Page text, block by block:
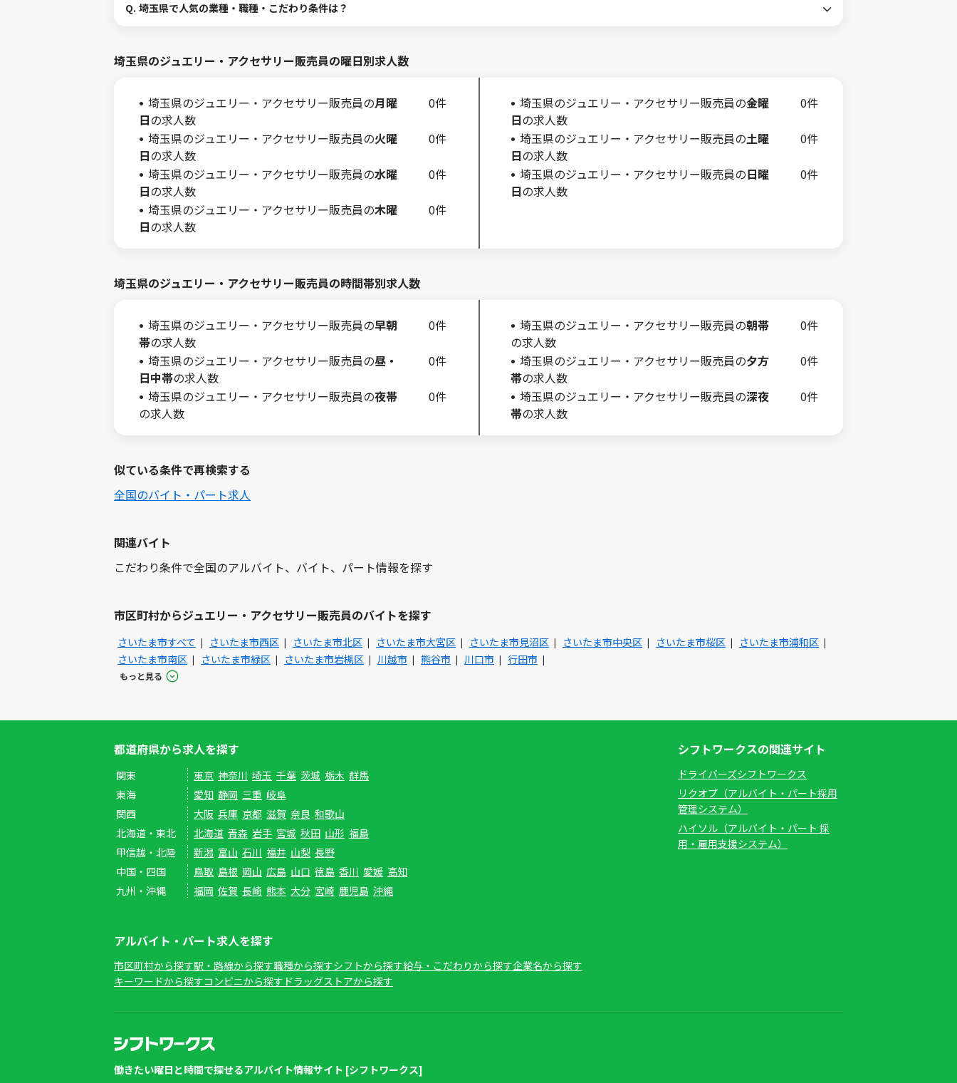
Q. 埼玉県で人気の業種・職種・こだわり条件は？
埼玉県のジュエリー・アクセサリー販売員の曜日別求人数
埼玉県のジュエリー・アクセサリー販売員の月曜
日の求人数
0件 埼玉県のジュエリー・アクセサリー販売員の金曜
日の求人数
0件
埼玉県のジュエリー・アクセサリー販売員の火曜
日の求人数
0件 埼玉県のジュエリー・アクセサリー販売員の土曜
日の求人数
0件
埼玉県のジュエリー・アクセサリー販売員の水曜
日の求人数
0件 埼玉県のジュエリー・アクセサリー販売員の日曜
日の求人数
0件
埼玉県のジュエリー・アクセサリー販売員の木曜
日の求人数
0件
埼玉県のジュエリー・アクセサリー販売員の時間帯別求人数
埼玉県のジュエリー・アクセサリー販売員の早朝
帯の求人数
0件 埼玉県のジュエリー・アクセサリー販売員の朝帯
の求人数
0件
埼玉県のジュエリー・アクセサリー販売員の昼・
日中帯の求人数
0件 埼玉県のジュエリー・アクセサリー販売員の夕方
帯の求人数
0件
埼玉県のジュエリー・アクセサリー販売員の夜帯
の求人数
0件 埼玉県のジュエリー・アクセサリー販売員の深夜
帯の求人数
0件
似ている条件で再検索する
全国のバイト・パート求人
関連バイト
こだわり条件で全国のアルバイト、バイト、パート情報を探す
市区町村からジュエリー・アクセサリー販売員のバイトを探す
さいたま市すべて さいたま市西区 さいたま市北区 さいたま市大宮区 さいたま市見沼区 さいたま市中央区 さいたま市桜区
さいたま市浦和区
さいたま市南区
さいたま市緑区 さいたま市岩槻区 川越市 熊谷市 川口市 行田市
もっと見る
都道府県から求人を探す
関東
東海
関西
北海道・東北
甲信越・北陸
中国・四国
九州・沖縄
東京 神奈川 埼玉 千葉 茨城 栃木 群馬
愛知 静岡 三重 岐阜
大阪 兵庫 京都 滋賀 奈良 和歌山
北海道 青森 岩手 宮城 秋田 山形 福島
新潟 富山 石川 福井 山梨 長野
鳥取 島根 岡山 広島 山口 徳島 香川 愛媛 高知
福岡 佐賀 長崎 熊本 大分 宮崎 鹿児島 沖縄
アルバイト・パート求人を探す
市区町村から探す駅・路線から探す職種から探すシフトから探す給与・こだわりから探す企業名から探す
キーワードから探すコンビニから探す ドラッグストアから探す
シフトワークスの関連サイト
ドライバーズシフトワークス
リクオプ（アルバイト・パート採用
管理システム）
ハイソル（アルバイト・パート 採
用・雇用支援システム）
働きたい曜日と時間で探せるアルバイト情報サイト [シフトワークス]